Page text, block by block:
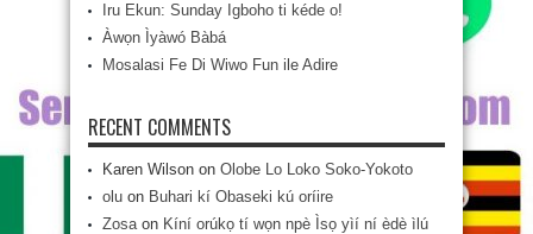
Iru Ekun: Sunday Igboho ti kéde o!
Àwọn Ìyàwó Bàbá
Mosalasi Fe Di Wiwo Fun ile Adire
RECENT COMMENTS
Karen Wilson on Olobe Lo Loko Soko-Yokoto
olu on Buhari kí Obaseki kú oríire
Zosaon Kíní orúkọ tí wọn npè Ìsọ yìí ní èdè ìlú